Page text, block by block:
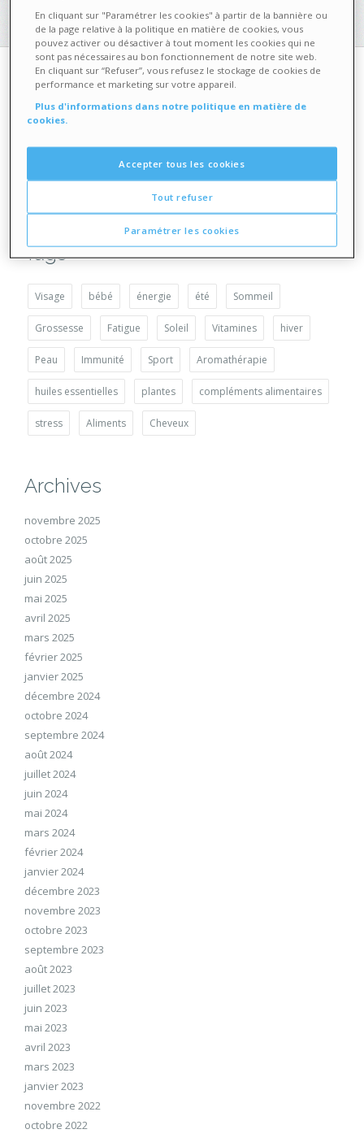
Adresse
SPRL Medicare-Market Online Services
1380 Lasne, Belgique
TVA : BE 0836.224.231
support-fr@medi-market.be
Tags
Visage bébé énergie été Sommeil
Grossesse Fatigue Soleil Vitamines hiver
Peau Immunité Sport Aromathérapie
huiles essentielles plantes compléments alimentaires
stress Aliments Cheveux
Archives
novembre 2025
octobre 2025
août 2025
juin 2025
mai 2025
avril 2025
mars 2025
février 2025
janvier 2025
décembre 2024
octobre 2024
septembre 2024
août 2024
juillet 2024
juin 2024
mai 2024
mars 2024
février 2024
janvier 2024
décembre 2023
novembre 2023
octobre 2023
septembre 2023
août 2023
juillet 2023
juin 2023
mai 2023
avril 2023
mars 2023
janvier 2023
novembre 2022
octobre 2022
En cliquant sur "Paramétrer les cookies" à partir de la bannière ou
de la page relative à la politique en matière de cookies, vous
pouvez activer ou désactiver à tout moment les cookies qui ne
sont pas nécessaires au bon fonctionnement de notre site web.
En cliquant sur “Refuser”, vous refusez le stockage de cookies de
performance et marketing sur votre appareil.
Plus d'informations dans notre politique en matière de
cookies.
Paramétrer les cookies
Tout refuser
Accepter tous les cookies